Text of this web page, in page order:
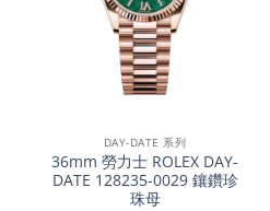
DAY-DATE 系列
36mm 勞力士 ROLEX DAY-
DATE 128235-0029 鑲鑽珍
珠母